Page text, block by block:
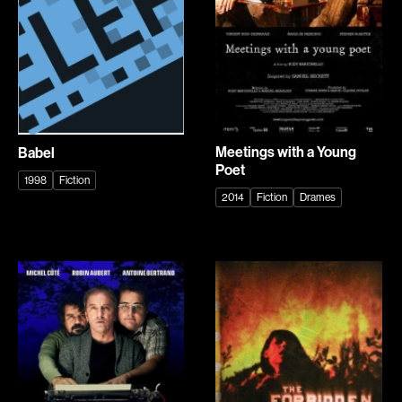
Romantiques
Science-fiction
Sports
Thrillers
Western
Décennies
1930
1940
1950
2000
2010
2020
Réalisateur
(Daniel Grou) Podz
Absa Moussa Sene
Recherche par mots-clés
Films, personnes, entrevues, bandes annonces ...
Babel
1998 Fiction
Meetings with a Young
Poet
2014 Fiction Drames